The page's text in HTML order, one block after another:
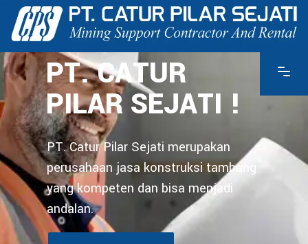
PT. CATUR
PILAR SEJATI !
PT. Catur Pilar Sejati merupakan
perusahaan jasa konstruksi tambang
yang kompeten dan bisa menjadi
andalan.